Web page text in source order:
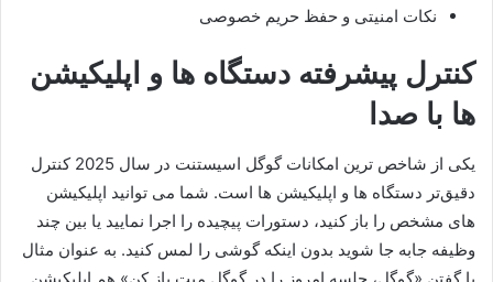
نکات امنیتی و حفظ حریم خصوصی
کنترل پیشرفته دستگاه ها و اپلیکیشن
ها با صدا
یکی از شاخص ترین امکانات گوگل اسیستنت در سال 2025 کنترل
‌دقیق‌تر دستگاه ها و اپلیکیشن ها است. شما می توانید اپلیکیشن
های مشخص را باز کنید، دستورات پیچیده را اجرا نمایید یا بین چند
وظیفه جابه جا شوید بدون اینکه گوشی را لمس کنید. به عنوان مثال